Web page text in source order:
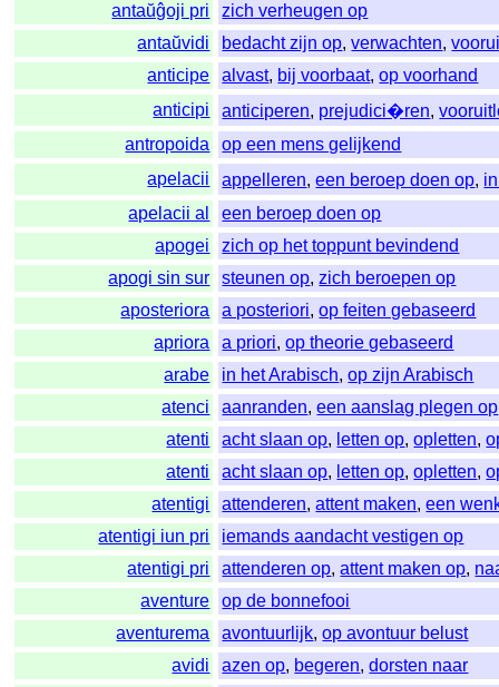
antaŭĝoji pri
zich verheugen op
antaŭvidi
bedacht zijn op,verwachten,
anticipe
alvast, bij voorbaat,op voorhand
anticipi
anticiperen, prejudici�ren,
antropoida
op een mens gelijkend
apelacii
appelleren,een beroep doen op,
apelacii al
een beroep doen op
apogei
zich op het toppunt bevindend
apogi sin sur
steunen op,zich beroepen op
aposteriora
a posteriori,op feiten gebaseerd
apriora
a priori,op theorie gebaseerd
arabe
in het Arabisch,op zijn Arabisch
atenci
aanranden,een aanslag plegen op
atenti
acht slaan op, letten op,opletten,
atenti
acht slaan op, letten op,opletten,
atentigi
attenderen,attent maken,een
atentigi iun pri
iemands aandacht vestigen op
atentigi pri
attenderen op,attent maken op,
aventure
op de bonnefooi
aventurema
avontuurlijk,op avontuur belust
avidi
azen op, begeren,dorsten naar